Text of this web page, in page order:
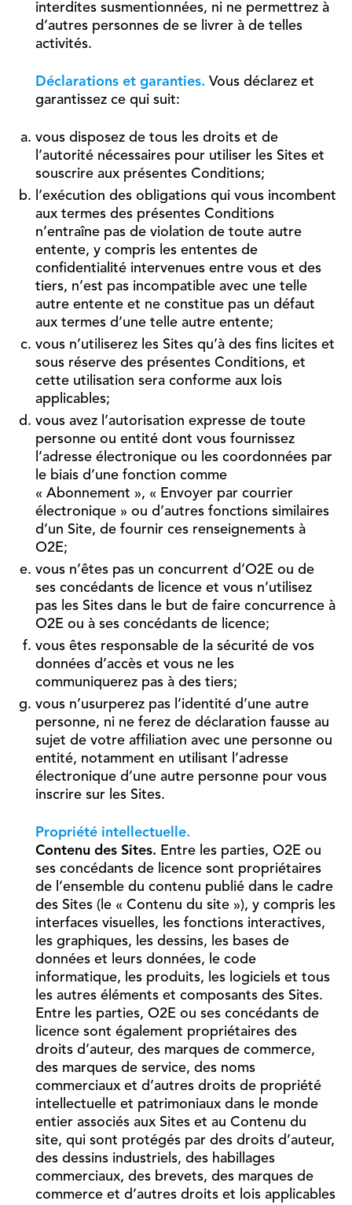
interdites susmentionnées, ni ne permettrez à
d’autres personnes de se livrer à de telles
activités.
Déclarations et garanties. Vous déclarez et
garantissez ce qui suit:
vous disposez de tous les droits et de
l’autorité nécessaires pour utiliser les Sites et
souscrire aux présentes Conditions;
l’exécution des obligations qui vous incombent
aux termes des présentes Conditions
n’entraîne pas de violation de toute autre
entente, y compris les ententes de
confidentialité intervenues entre vous et des
tiers, n’est pas incompatible avec une telle
autre entente et ne constitue pas un défaut
aux termes d’une telle autre entente;
vous n’utiliserez les Sites qu’à des fins licites et
sous réserve des présentes Conditions, et
cette utilisation sera conforme aux lois
applicables;
vous avez l’autorisation expresse de toute
personne ou entité dont vous fournissez
l’adresse électronique ou les coordonnées par
le biais d’une fonction comme
« Abonnement », « Envoyer par courrier
électronique » ou d’autres fonctions similaires
d’un Site, de fournir ces renseignements à
O2E;
vous n’êtes pas un concurrent d’O2E ou de
ses concédants de licence et vous n’utilisez
pas les Sites dans le but de faire concurrence à
O2E ou à ses concédants de licence;
vous êtes responsable de la sécurité de vos
données d’accès et vous ne les
communiquerez pas à des tiers;
vous n’usurperez pas l’identité d’une autre
personne, ni ne ferez de déclaration fausse au
sujet de votre affiliation avec une personne ou
entité, notamment en utilisant l’adresse
électronique d’une autre personne pour vous
inscrire sur les Sites.
Propriété intellectuelle.
Contenu des Sites. Entre les parties, O2E ou
ses concédants de licence sont propriétaires
de l’ensemble du contenu publié dans le cadre
des Sites (le « Contenu du site »), y compris les
interfaces visuelles, les fonctions interactives,
les graphiques, les dessins, les bases de
données et leurs données, le code
informatique, les produits, les logiciels et tous
les autres éléments et composants des Sites.
Entre les parties, O2E ou ses concédants de
licence sont également propriétaires des
droits d’auteur, des marques de commerce,
des marques de service, des noms
commerciaux et d’autres droits de propriété
intellectuelle et patrimoniaux dans le monde
entier associés aux Sites et au Contenu du
site, qui sont protégés par des droits d’auteur,
des dessins industriels, des habillages
commerciaux, des brevets, des marques de
commerce et d’autres droits et lois applicables